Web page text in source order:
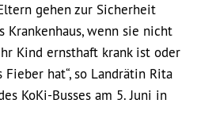
gehen zur Sicherheit
wenn sie nicht
Kind ernsthaft krank ist oder
hat“, so Landrätin Rita
KoKi-Busses am 5. Juni in